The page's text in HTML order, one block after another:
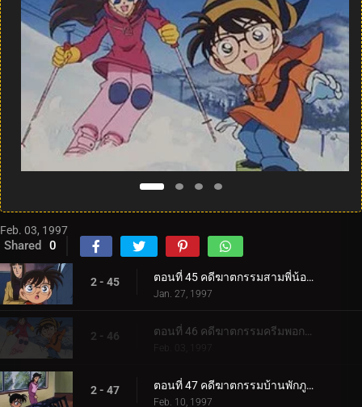
Feb. 03, 1997
Shared 0
2 - 45 ตอนที่ 45 คดีฆาตกรรมสามพี่น้องฮอตตะ
Jan. 27, 1997
2 - 46 ตอนที่ 46 คดีฆาตกรรมครีมพอกหน้า
Feb. 03, 1997
2 - 47 ตอนที่ 47 คดีฆาตกรรมบ้านพักภูเขาหิมะ
Feb. 10, 1997